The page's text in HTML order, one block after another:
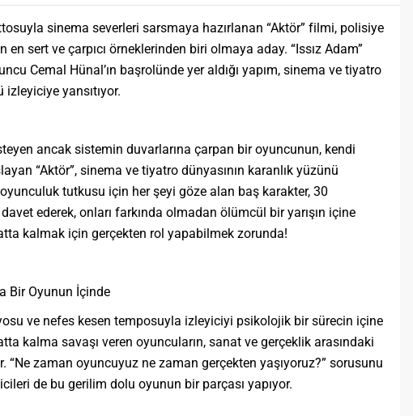
sinema severleri sarsmaya hazırlanan “Aktör” filmi, polisiye
sert ve çarpıcı örneklerinden biri olmaya aday. “Issız Adam”
Cemal Hünal’ın başrolünde yer aldığı yapım, sinema ve tiyatro
izleyiciye yansıtıyor.
ancak sistemin duvarlarına çarpan bir oyuncunun, kendi
“Aktör”, sinema ve tiyatro dünyasının karanlık yüzünü
tutkusu için her şeyi göze alan baş karakter, 30
ederek, onları farkında olmadan ölümcül bir yarışın içine
kalmak için gerçekten rol yapabilmek zorunda!
Bir Oyunun İçinde
ve nefes kesen temposuyla izleyiciyi psikolojik bir sürecin içine
kalma savaşı veren oyuncuların, sanat ve gerçeklik arasındaki
“Ne zaman oyuncuyuz ne zaman gerçekten yaşıyoruz?” sorusunu
de bu gerilim dolu oyunun bir parçası yapıyor.